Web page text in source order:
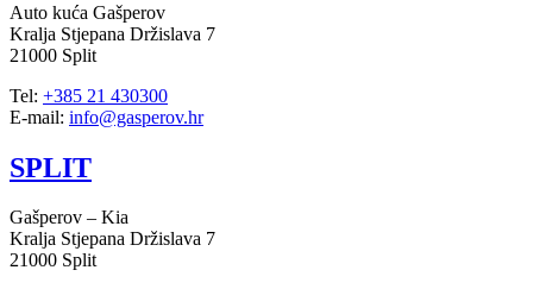
Auto kuća Gašperov
Kralja Stjepana Držislava 7
21000 Split
Tel: +385 21 430300
E-mail: info@gasperov.hr
SPLIT
Gašperov – Kia
Kralja Stjepana Držislava 7
21000 Split